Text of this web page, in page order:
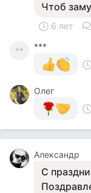
Чтоб
6 лет
**
***
Олег
Александр
С